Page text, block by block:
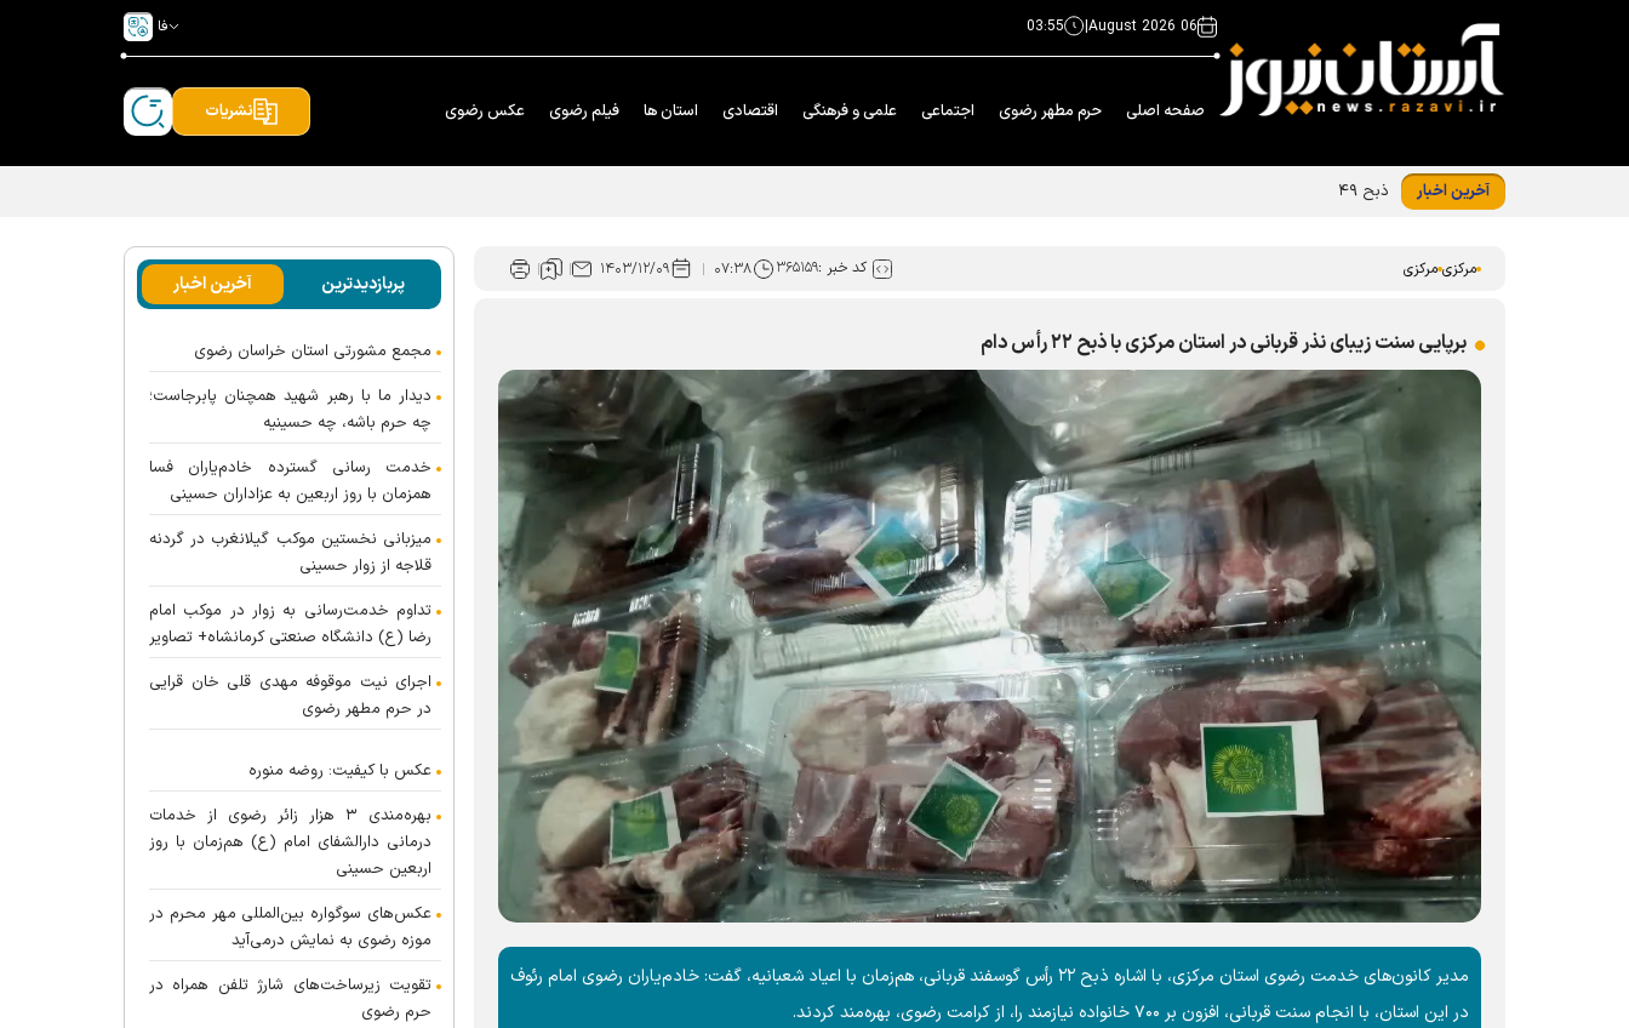
06 August 2026
|
03:55 فا
صفحه اصلی حرم مطهر رضوی اجتماعی علمی و فرهنگی اقتصادی استان ها فیلم رضوی عکس رضوی نشریات
آخرین اخبار ذبح ۴۹ رأس دام در استان مرکزی هم‌زمان با ماه ذی‌الحجه
مرکزی مرکزی کد خبر :۳۶۵۱۵۹ ۰۷:۳۸ ۱۴۰۳/۱۲/۰۹
برپایی سنت زیبای نذر قربانی در استان مرکزی با ذبح ۲۲ رأس دام
مدیر کانون‌های خدمت رضوی استان مرکزی، با اشاره ذبح ۲۲ رأس گوسفند قربانی، هم‌زمان با اعیاد شعبانیه، گفت: خادم‌یاران رضوی امام رئوف
در این استان، با انجام سنت قربانی، افزون بر ۷۰۰ خانواده نیازمند را، از کرامت رضوی، بهره‌مند کردند.
پربازدیدترین آخرین اخبار
مجمع مشورتی استان خراسان رضوی
دیدار ما با رهبر شهید همچنان پابرجاست؛
چه حرم باشه، چه حسینیه
خدمت رسانی گسترده خادم‌یاران فسا
همزمان با روز اربعین به عزاداران حسینی
میزبانی نخستین موکب گیلانغرب در گردنه
قلاجه از زوار حسینی
تداوم خدمت‌رسانی به زوار در موکب امام
رضا (ع) دانشگاه صنعتی کرمانشاه+ تصاویر
اجرای نیت موقوفه مهدی قلی خان قرایی
در حرم مطهر رضوی
عکس با کیفیت: روضه منوره
بهره‌مندی ۳ هزار زائر رضوی از خدمات
درمانی دارالشفای امام (ع) هم‌زمان با روز
اربعین حسینی
عکس‌های سوگواره بین‌المللی مهر محرم در
موزه رضوی به نمایش درمی‌آید
تقویت زیرساخت‌های شارژ تلفن همراه در
حرم رضوی